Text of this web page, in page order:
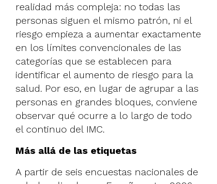
realidad más compleja: no todas las
personas siguen el mismo patrón, ni el
riesgo empieza a aumentar exactamente
en los límites convencionales de las
categorías que se establecen para
identificar el aumento de riesgo para la
salud. Por eso, en lugar de agrupar a las
personas en grandes bloques, conviene
observar qué ocurre a lo largo de todo
el continuo del IMC.
Más allá de las etiquetas
A partir de seis encuestas nacionales de